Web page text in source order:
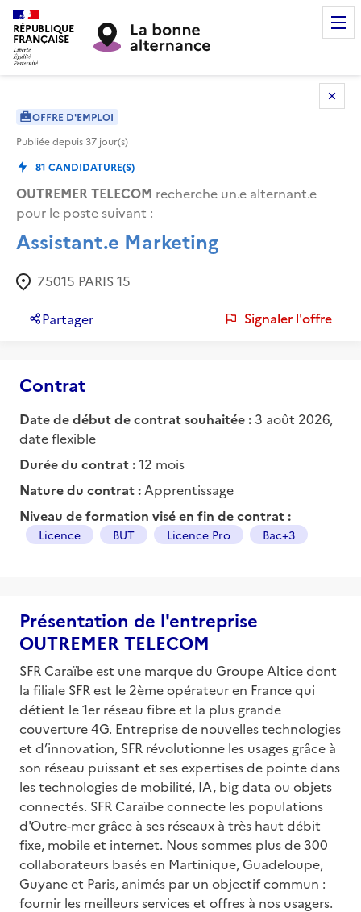
RÉPUBLIQUE
FRANÇAISE
OFFRE D'EMPLOI
Publiée depuis37 jour(s)
81 CANDIDATURE(S)
OUTREMER TELECOM recherche un.e alternant.e
pour le poste suivant :
Assistant.e Marketing
75015 PARIS 15
Partager Signaler l'offre
Contrat
Date de début de contrat souhaitée : 3 août 2026,
date flexible
Durée du contrat :12 mois
Nature du contrat : Apprentissage
Niveau de formation visé en fin de contrat :
Licence BUT Licence Pro Bac+3
Présentation de l'entreprise
OUTREMER TELECOM
SFR Caraïbe est une marque du Groupe Altice dont
la filiale SFR est le 2ème opérateur en France qui
détient le 1er réseau fibre et la plus grande
couverture 4G. Entreprise de nouvelles technologies
et d’innovation, SFR révolutionne les usages grâce à
son réseau puissant et ses expertises de pointe dans
les technologies de mobilité, IA, big data ou objets
connectés. SFR Caraïbe connecte les populations
d'Outre-mer grâce à ses réseaux à très haut débit
fixe, mobile et internet. Nous sommes plus de 300
collaborateurs basés en Martinique, Guadeloupe,
Guyane et Paris, animés par un objectif commun :
fournir les meilleurs services et offres à nos usagers.